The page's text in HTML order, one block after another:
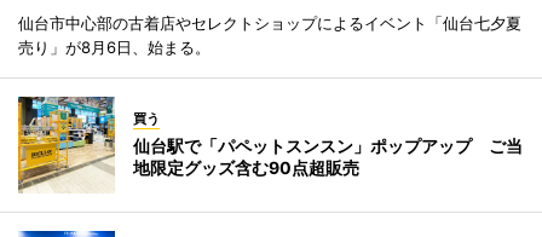
仙台市中心部の古着店やセレクトショップによるイベント「仙台七夕夏
売り」が8月6日、始まる。
買う
仙台駅で「パペットスンスン」ポップアップ ご当
地限定グッズ含む90点超販売